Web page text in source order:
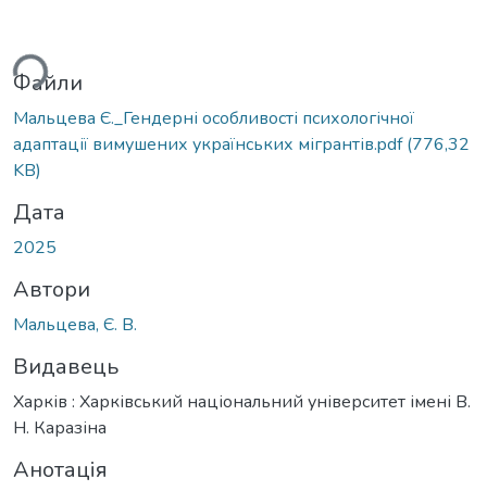
Файли
Мальцева Є._Гендерні особливості психологічної
адаптації вимушених українських мігрантів.pdf(776,32
KB)
Дата
2025
Автори
Мальцева, Є. В.
Видавець
Харків : Харківський національний університет імені В.
Н. Каразіна
Анотація